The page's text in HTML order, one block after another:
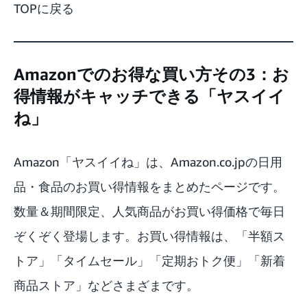
TOPに戻る
Amazonでのお得な買い方その3：お
得情報がキャッチできる「ヤスイイ
ね」
Amazon「ヤスイイね 」は、Amazon.co.jpの日用
品・食品のお買い得情報をまとめたページです。
数量＆期間限定、人気商品がお買い得価格で毎日
ぞくぞく登場します。お買い得情報は、「半額ス
トア」「タイムセール」「定期おトク便」「新着
商品ストア」などさまざまです。